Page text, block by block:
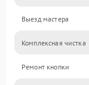
Выезд мастера
Комплексная чистка
Ремонт кнопки